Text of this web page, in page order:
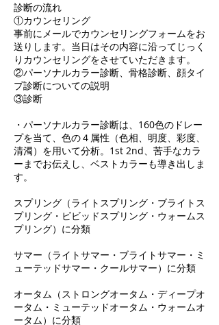
診断の流れ
①カウンセリング
事前にメールでカウンセリングフォームをお
送りします。当日はその内容に沿ってじっく
りカウンセリングをさせていただきます。
②パーソナルカラー診断、骨格診断、顔タイ
プ診断についての説明
③診断
・パーソナルカラー診断は、160色のドレー
プを当て、色の４属性（色相、明度、彩度、
清濁）を用いて分析。1st 2nd、苦手なカラ
ーまでお伝えし、ベストカラーも導き出しま
す。
スプリング（ライトスプリング・ブライトス
プリング・ビビッドスプリング・ウォームス
プリング）に分類
サマー（ライトサマー・ブライトサマー・ミ
ューテッドサマー・クールサマー）に分類
オータム（ストロングオータム・ディープオ
ータム・ミューテッドオータム・ウォームオ
ータム）に分類